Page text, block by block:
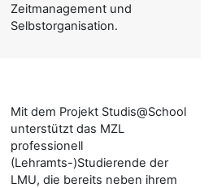
Zeitmanagement und
Selbstorganisation.
Mit dem Projekt Studis@School
unterstützt das MZL
professionell
(Lehramts-)Studierende der
LMU, die bereits neben ihrem